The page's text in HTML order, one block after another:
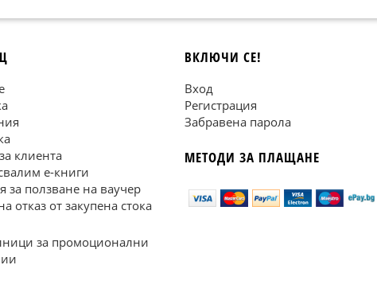
клиента
е-книги
за ползване на ваучер
отказ от закупена стока
за промоционални
ВКЛЮЧИ СЕ!
Вход
Регистрация
Забравена парола
МЕТОДИ ЗА ПЛАЩАНЕ